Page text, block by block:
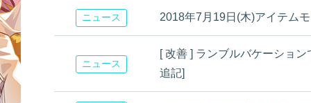
ニュース 2018年7月19日(木)アイテム
ニュース
[ 改善 ] ランブルバケーショ
追記]